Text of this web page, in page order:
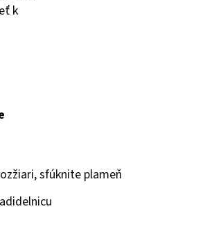
k
sfúknite plameň